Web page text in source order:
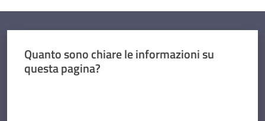
Quanto sono chiare le informazioni su
questa pagina?